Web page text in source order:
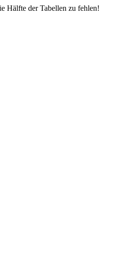
Hälfte der Tabellen zu fehlen!